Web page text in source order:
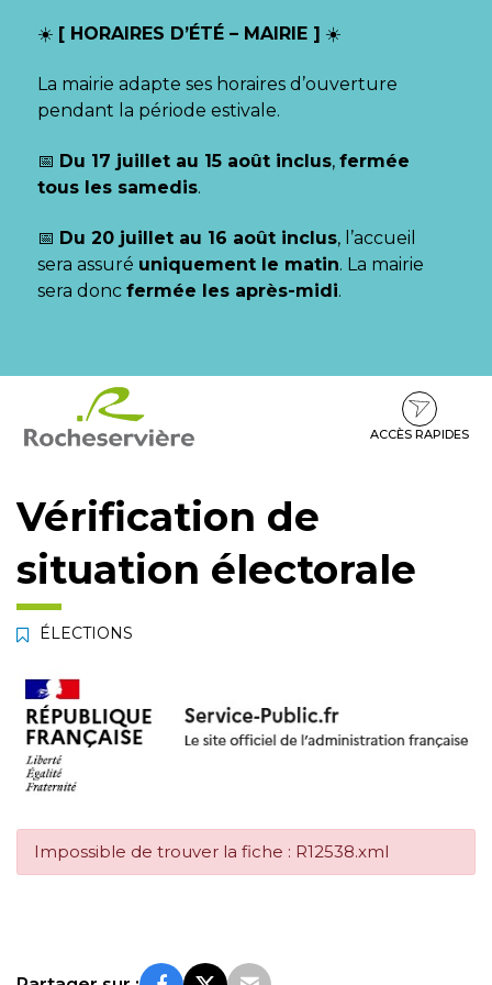
☀️ [ HORAIRES D’ÉTÉ – MAIRIE ] ☀️
La mairie adapte ses horaires d’ouverture
pendant la période estivale.
📅 Du 17 juillet au 15 août inclus, fermée
tous les samedis.
📅 Du 20 juillet au 16 août inclus, l’accueil
sera assuré uniquement le matin. La mairie
sera donc fermée les après-midi.
contenu
pied
ACCÈS RAPIDES
Vérification de
situation électorale
ÉLECTIONS
Impossible de trouver la fiche : R12538.xml